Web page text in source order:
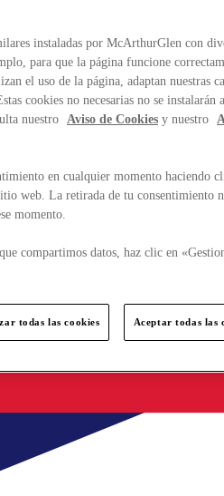
instaladas por McArthurGlen con
para que la página funcione
el uso de la página, adaptan nuestras
cookies no necesarias no se instalarán
nuestro Aviso de Cookies y nuestro
en cualquier momento haciendo
web. La retirada de tu consentimiento
momento.
compartimos datos, haz clic en
todas las cookies Aceptar todas las